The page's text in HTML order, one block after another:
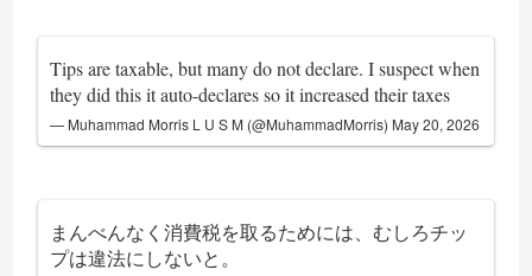
Tips are taxable, but many do not declare. I suspect when
they did this it auto-declares so it increased their taxes
— Muhammad Morris L U S M (@MuhammadMorris) May 20, 2026
まんべんなく消費税を取るためには、むしろチッ
プは違法にしないと。